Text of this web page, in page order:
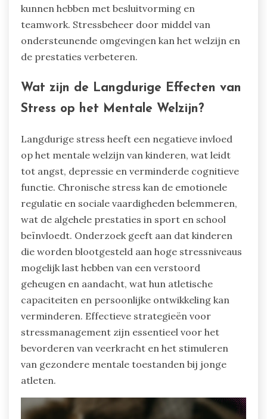
kunnen hebben met besluitvorming en
teamwork. Stressbeheer door middel van
ondersteunende omgevingen kan het welzijn en
de prestaties verbeteren.
Wat zijn de Langdurige Effecten van
Stress op het Mentale Welzijn?
Langdurige stress heeft een negatieve invloed
op het mentale welzijn van kinderen, wat leidt
tot angst, depressie en verminderde cognitieve
functie. Chronische stress kan de emotionele
regulatie en sociale vaardigheden belemmeren,
wat de algehele prestaties in sport en school
beïnvloedt. Onderzoek geeft aan dat kinderen
die worden blootgesteld aan hoge stressniveaus
mogelijk last hebben van een verstoord
geheugen en aandacht, wat hun atletische
capaciteiten en persoonlijke ontwikkeling kan
verminderen. Effectieve strategieën voor
stressmanagement zijn essentieel voor het
bevorderen van veerkracht en het stimuleren
van gezondere mentale toestanden bij jonge
atleten.